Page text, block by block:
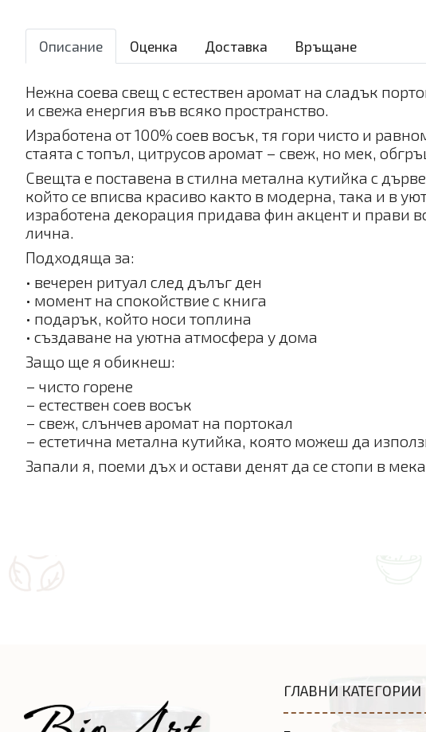
Описание Оценка Доставка Връщане
Нежна соева свещ с естествен аромат на сладък
и свежа енергия във всяко пространство.
Изработена от 100% соев восък, тя гори чисто и
стаята с топъл, цитрусов аромат – свеж, но мек,
Свещта е поставена в стилна метална кутийка с
който се вписва красиво както в модерна, така и в
изработена декорация придава фин акцент и прави
лична.
Подходяща за:
• вечерен ритуал след дълъг ден
• момент на спокойствие с книга
• подарък, който носи топлина
• създаване на уютна атмосфера у дома
Защо ще я обикнеш:
– чисто горене
– естествен соев восък
– свеж, слънчев аромат на портокал
– естетична метална кутийка, която можеш да
Запали я, поеми дъх и остави денят да се стопи в
ГЛАВНИ КАТЕГОРИИ